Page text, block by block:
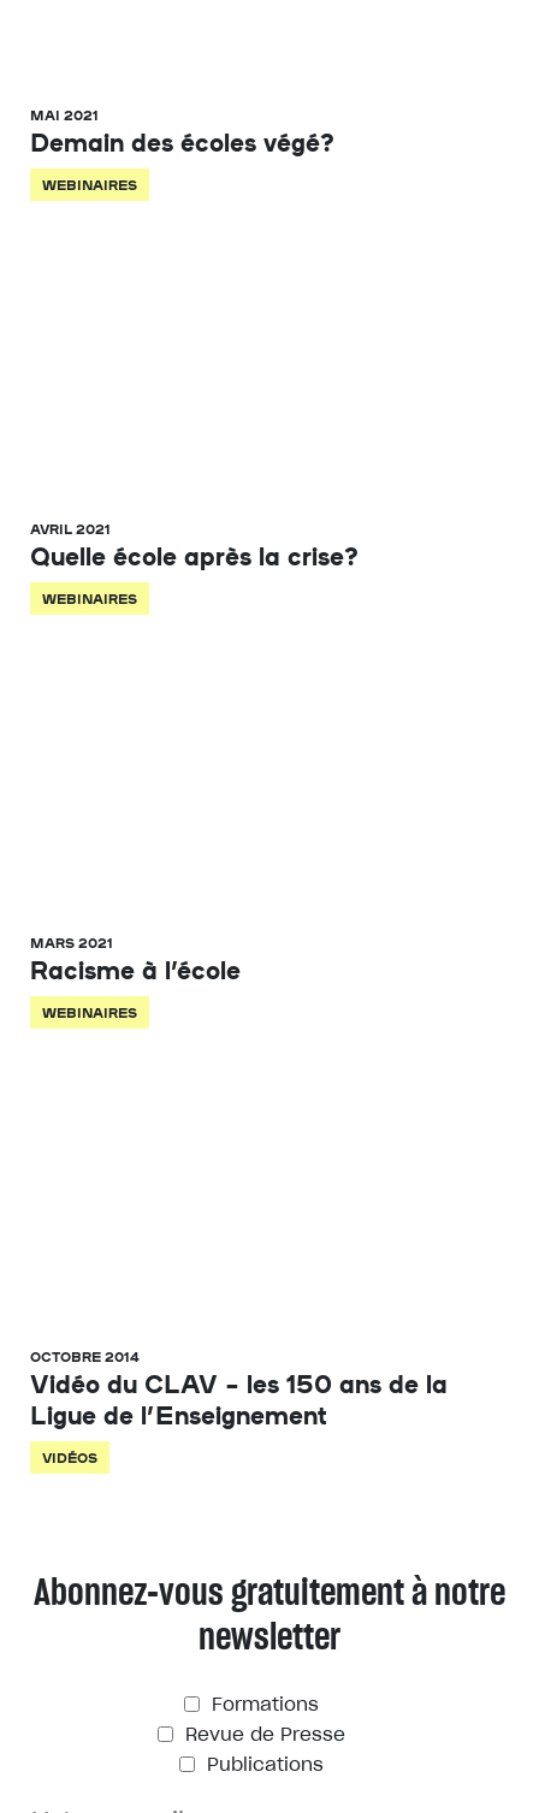
MAI 2021
Demain des écoles végé?
WEBINAIRES
AVRIL 2021
Quelle école après la crise?
WEBINAIRES
MARS 2021
Racisme à l’école
WEBINAIRES
OCTOBRE 2014
Vidéo du CLAV – les 150 ans de la
Ligue de l’Enseignement
VIDÉOS
Abonnez-vous gratuitement à notre
newsletter
Formations
Revue de Presse
Publications